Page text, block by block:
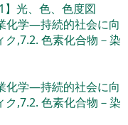
光、色、色度図
化学―持続的社会に向
,7.2. 色素化合物－染
化学―持続的社会に向
,7.2. 色素化合物－染